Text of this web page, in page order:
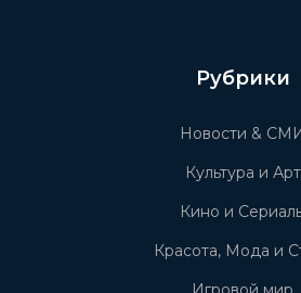
Рубрики
Новости &
Культура и Арт
Кино и
Красота, Мода и